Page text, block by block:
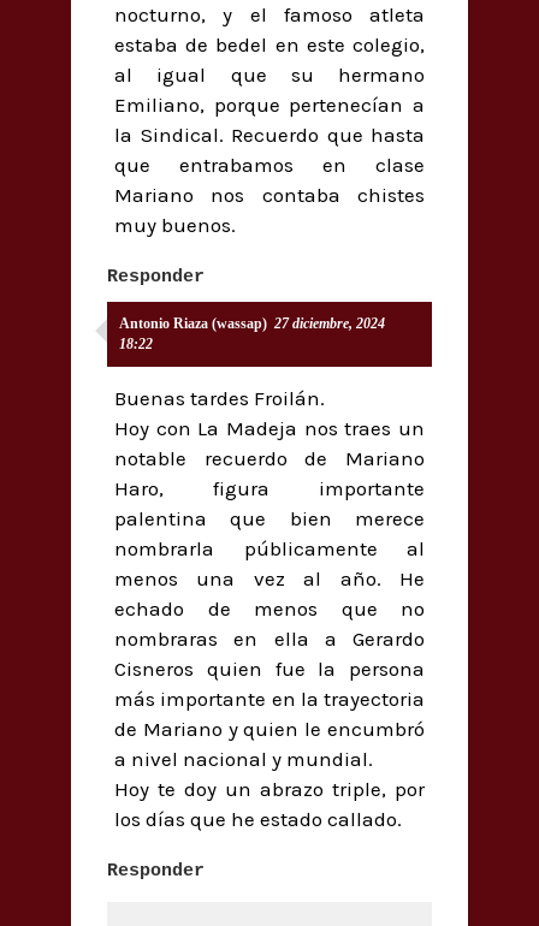
nocturno, y el famoso atleta
estaba de bedel en este colegio,
al igual que su hermano
Emiliano, porque pertenecían a
la Sindical. Recuerdo que hasta
que entrabamos en clase
Mariano nos contaba chistes
muy buenos.
Responder
Antonio Riaza (wassap) 27 diciembre, 2024
18:22
Buenas tardes Froilán.
Hoy con La Madeja nos traes un
notable recuerdo de Mariano
Haro, figura importante
palentina que bien merece
nombrarla públicamente al
menos una vez al año. He
echado de menos que no
nombraras en ella a Gerardo
Cisneros quien fue la persona
más importante en la trayectoria
de Mariano y quien le encumbró
a nivel nacional y mundial.
Hoy te doy un abrazo triple, por
los días que he estado callado.
Responder